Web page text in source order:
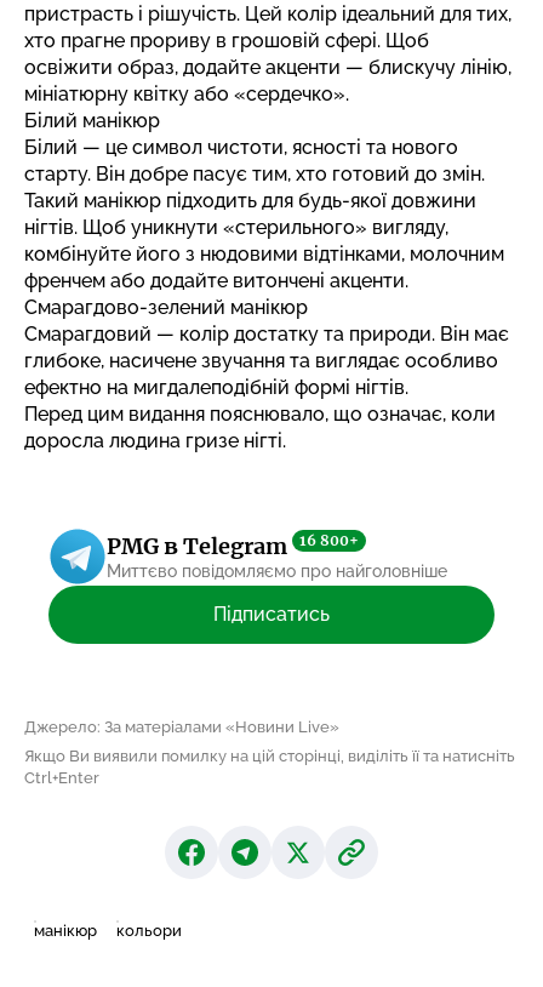
пристрасть і рішучість. Цей колір ідеальний для тих,
хто прагне прориву в грошовій сфері. Щоб
освіжити образ, додайте акценти — блискучу лінію,
мініатюрну квітку або «сердечко».
Білий манікюр
Білий — це символ чистоти, ясності та нового
старту. Він добре пасує тим, хто готовий до змін.
Такий манікюр підходить для будь-якої довжини
нігтів. Щоб уникнути «стерильного» вигляду,
комбінуйте його з нюдовими відтінками, молочним
френчем або додайте витончені акценти.
Смарагдово-зелений манікюр
Смарагдовий — колір достатку та природи. Він має
глибоке, насичене звучання та виглядає особливо
ефектно на мигдалеподібній формі нігтів.
Перед цим видання пояснювало, що означає, коли
доросла людина гризе нігті.
PMG в Telegram 16 800+
Миттєво повідомляємо про найголовніше
Підписатись
Джерело: За матеріалами «Новини Live»
Якщо Ви виявили помилку на цій сторінці, виділіть її та натисніть
Ctrl+Enter
манікюр кольори